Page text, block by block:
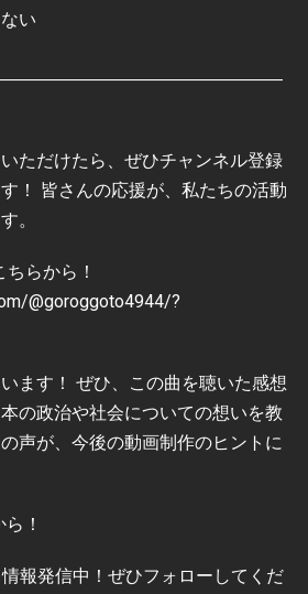
い
ただけたら、ぜひチャンネル登録
！ 皆さんの応援が、私たちの活動
。
らから！
@goroggoto4944/?
ます！ ぜひ、この曲を聴いた感想
の政治や社会についての想いを教
声が、今後の動画制作のヒントに
！
報発信中！ぜひフォローしてくだ